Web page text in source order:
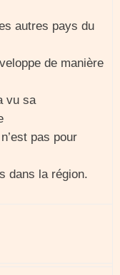
autres pays du
de manière
vu sa
pas pour
dans la région.